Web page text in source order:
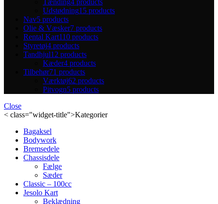
Udstødning15 products
Nav5 products
Olie & Væsker7 products
Rental Kart110 products
Styretøj4 products
Tandhjul12 products
Kæder4 products
Tilbehør71 products
Værktøj62 products
Pitvogn5 products
Close
< class="widget-title">Kategorier
Bagaksel
Bodywork
Bremsedele
Chassisdele
Fælge
Sæder
Classic – 100cc
Jesolo Kart
Beklædning